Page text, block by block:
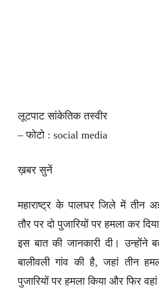
लूटपाट सांकेतिक तस्वीर
– फोटो : social media
ख़बर सुनें
महाराष्ट्र के पालघर जिले में तीन
तौर पर दो पुजारियों पर हमला कर
इस बात की जानकारी दी। उन्होंने
बालीवली गांव की है, जहां तीन
पुजारियों पर हमला किया और फिर